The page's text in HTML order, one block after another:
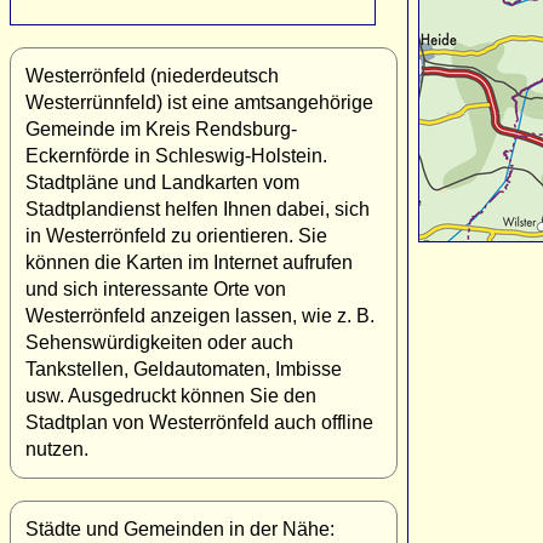
Westerrönfeld (niederdeutsch
Westerrünnfeld) ist eine amtsangehörige
Gemeinde im Kreis Rendsburg-
Eckernförde in Schleswig-Holstein.
Stadtpläne und Landkarten vom
Stadtplandienst helfen Ihnen dabei, sich
in Westerrönfeld zu orientieren. Sie
können die Karten im Internet aufrufen
und sich interessante Orte von
Westerrönfeld anzeigen lassen, wie z. B.
Sehenswürdigkeiten oder auch
Tankstellen, Geldautomaten, Imbisse
usw. Ausgedruckt können Sie den
Stadtplan von Westerrönfeld auch offline
nutzen.
Städte und Gemeinden in der Nähe: